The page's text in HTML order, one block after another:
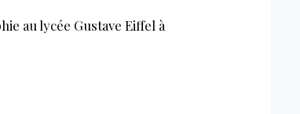
au lycée Gustave Eiffel à